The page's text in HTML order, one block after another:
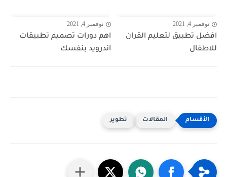
نوفمبر 4, 2021
افضل تطبيق لتعليم القران
للاطفال
نوفمبر 4, 2021
اهم دورات تصميم تطبيقات
اندرويد بنفسك
المقالات تطوير